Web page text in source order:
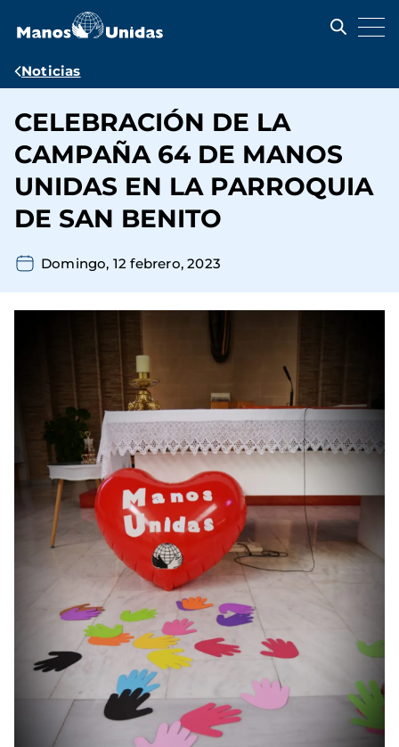
contenido
Ruta
navegación
Noticias
CELEBRACIÓN DE LA
CAMPAÑA 64 DE MANOS
UNIDAS EN LA PARROQUIA
DE SAN BENITO
Domingo, 12 febrero, 2023